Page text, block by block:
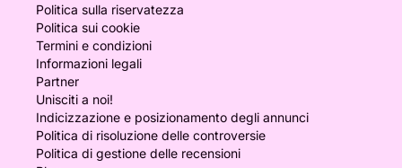
Politica sulla riservatezza
Politica sui cookie
Termini e condizioni
Informazioni legali
Partner
Unisciti a noi!
Indicizzazione e posizionamento degli annunci
Politica di risoluzione delle controversie
Politica di gestione delle recensioni